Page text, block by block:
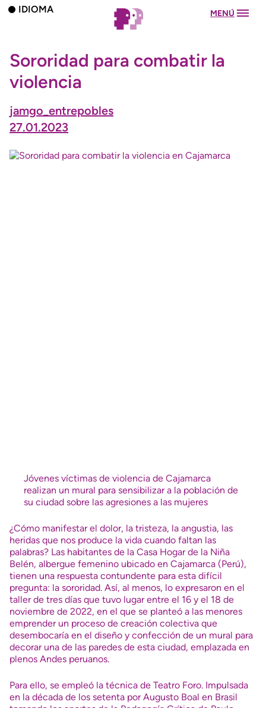
IDIOMA MENÚ
Sororidad para combatir la
violencia
jamgo_entrepobles
27.01.2023
Jóvenes víctimas de violencia de Cajamarca
realizan un mural para sensibilizar a la población de
su ciudad sobre las agresiones a las mujeres
¿Cómo manifestar el dolor, la tristeza, la angustia, las
heridas que nos produce la vida cuando faltan las
palabras? Las habitantes de la Casa Hogar de la Niña
Belén, albergue femenino ubicado en Cajamarca (Perú),
tienen una respuesta contundente para esta difícil
pregunta: la sororidad. Así, al menos, lo expresaron en el
taller de tres días que tuvo lugar entre el 16 y el 18 de
noviembre de 2022, en el que se planteó a las menores
emprender un proceso de creación colectiva que
desembocaría en el diseño y confección de un mural para
decorar una de las paredes de esta ciudad, emplazada en
plenos Andes peruanos.
Para ello, se empleó la técnica de Teatro Foro. Impulsada
en la década de los setenta por Augusto Boal en Brasil